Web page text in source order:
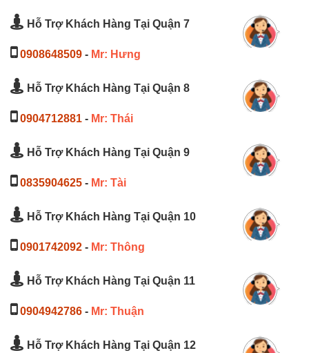
Hỗ Trợ Khách Hàng Tại Quận 7
0908648509 - Mr: Hưng
Hỗ Trợ Khách Hàng Tại Quận 8
0904712881 - Mr: Thái
Hỗ Trợ Khách Hàng Tại Quận 9
0835904625 - Mr: Tài
Hỗ Trợ Khách Hàng Tại Quận 10
0901742092 - Mr: Thông
Hỗ Trợ Khách Hàng Tại Quận 11
0904942786 - Mr: Thuận
Hỗ Trợ Khách Hàng Tại Quận 12